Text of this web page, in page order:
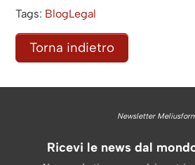
Tags: BlogLegal
Torna indietro
Newsletter
Ricevi le news dal